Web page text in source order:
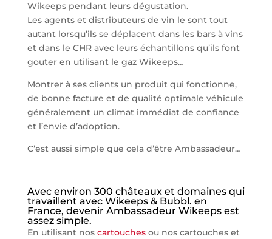
Wikeeps pendant leurs dégustation.
Les agents et distributeurs de vin le sont tout
autant lorsqu’ils se déplacent dans les bars à vins
et dans le CHR avec leurs échantillons qu’ils font
gouter en utilisant le gaz Wikeeps…
Montrer à ses clients un produit qui fonctionne,
de bonne facture et de qualité optimale véhicule
généralement un climat immédiat de confiance
et l’envie d’adoption.
C’est aussi simple que cela d’être Ambassadeur…
Avec environ 300 châteaux et domaines qui
travaillent avec Wikeeps & Bubbl. en
France, devenir Ambassadeur Wikeeps est
assez simple.
En utilisant nos cartouchesou nos cartouches et